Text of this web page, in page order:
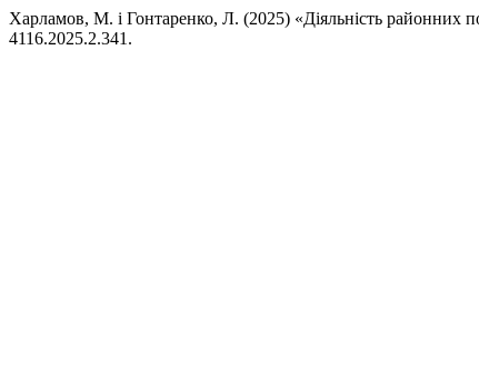
Харламов, М. і Гонтаренко, Л. (2025) «Діяльність районних
4116.2025.2.341.